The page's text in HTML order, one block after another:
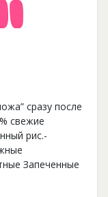
сразу после
свежие
рис.-
Запеченные